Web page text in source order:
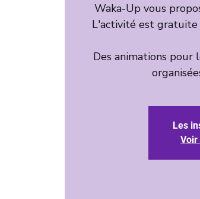
Waka-Up vous
L'activité est gratuite
Des animations pour
Les
Voir